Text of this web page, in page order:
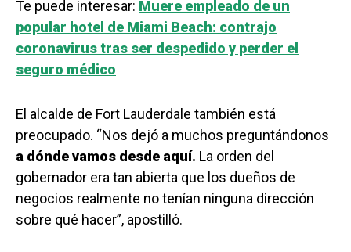
Te puede interesar: Muere empleado de un
popular hotel de Miami Beach: contrajo
coronavirus tras ser despedido y perder el
seguro médico
El alcalde de Fort Lauderdale también está
preocupado. “Nos dejó a muchos preguntándonos
a dónde vamos desde aquí. La orden del
gobernador era tan abierta que los dueños de
negocios realmente no tenían ninguna dirección
sobre qué hacer”, apostilló.